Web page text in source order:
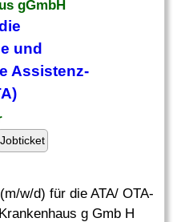
gGmbH
und
Assistenz-
Jobticket
w/d) für die ATA/ OTA-
g Gmb H